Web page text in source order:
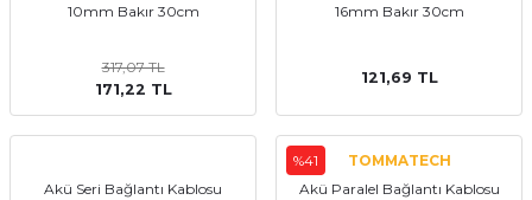
10mm Bakır 30cm
317,07 TL
171,22 TL
16mm Bakır 30cm
121,69 TL
Akü Seri Bağlantı Kablosu
%41
TOMMATECH
Akü Paralel Bağlantı Kablosu